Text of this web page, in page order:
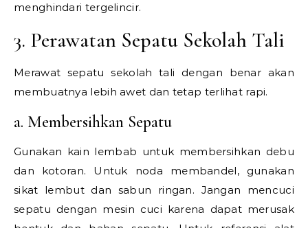
menghindari tergelincir.
3. Perawatan Sepatu Sekolah Tali
Merawat sepatu sekolah tali dengan benar akan
membuatnya lebih awet dan tetap terlihat rapi.
a. Membersihkan Sepatu
Gunakan kain lembab untuk membersihkan debu
dan kotoran. Untuk noda membandel, gunakan
sikat lembut dan sabun ringan. Jangan mencuci
sepatu dengan mesin cuci karena dapat merusak